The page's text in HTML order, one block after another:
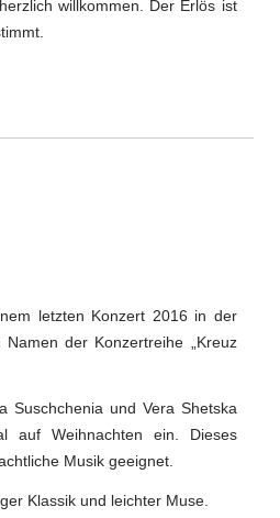
willkommen. Der Erlös ist
letzten Konzert 2016 in der
der Konzertreihe „Kreuz
Suschchenia und Vera Shetska
auf Weihnachten ein. Dieses
Musik geeignet.
Klassik und leichter Muse.